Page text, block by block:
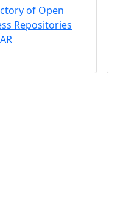
of Open
Repositories